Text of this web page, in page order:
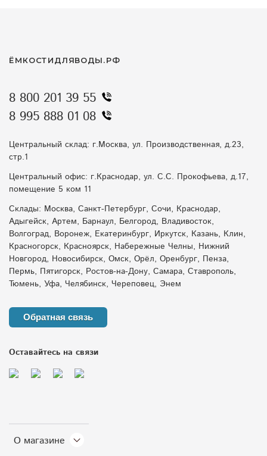
О магазине
ЁМКОСТИДЛЯВОДЫ.РФ
8 800 201 39 55
8 995 888 01 08
Центральный склад: г.Москва, ул. Производственная, д.23,
стр.1
Центральный офис: г.Краснодар, ул. С.С. Прокофьева, д.17,
помещение 5 ком 11
Склады: Москва, Санкт-Петербург, Сочи, Краснодар,
Адыгейск, Артем, Барнаул, Белгород, Владивосток,
Волгоград, Воронеж, Екатеринбург, Иркутск, Казань, Клин,
Красногорск, Красноярск, Набережные Челны, Нижний
Новгород, Новосибирск, Омск, Орёл, Оренбург, Пенза,
Пермь, Пятигорск, Ростов-на-Дону, Самара, Ставрополь,
Тюмень, Уфа, Челябинск, Череповец, Энем
Обратная связь
Оставайтесь на связи